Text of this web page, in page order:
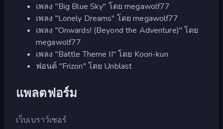
เพลง "Big Blue Sky" โดย megawolf77
เพลง "Lonely Dreams" โดย megawolf77
เพลง "Onwards! (Beyond the Adventure)" โดย
megawolf77
เพลง "Battle Theme II" โดย Koori-kun
ฟอนต์ "Frizon" โดย Unblast
แพลตฟอร์ม
เว็บเบราว์เซอร์